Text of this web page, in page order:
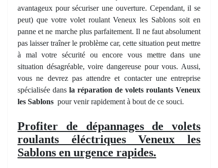
avantageux pour sécuriser une ouverture. Cependant, il se
peut) que votre volet roulant Veneux les Sablons soit en
panne et ne marche plus parfaitement. Il ne faut absolument
pas laisser traîner le problème car, cette situation peut mettre
à mal votre sécurité ou encore vous mettre dans une
situation désagréable, voire dangereuse pour vous. Aussi,
vous ne devrez pas attendre et contacter une entreprise
spécialisée dans la réparation de volets roulants Veneux
les Sablons pour venir rapidement à bout de ce souci.
Profiter de dépannages de volets
roulants éléctriques Veneux les
Sablons en urgence rapides.